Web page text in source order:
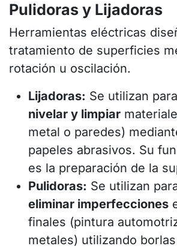
Pulidoras y Lijadoras
Herramientas eléctricas
tratamiento de superficies
rotación u oscilación.
Lijadoras: Se utilizan para
nivelar y limpiar
metal o paredes)
papeles abrasivos. Su
es la preparación de la
Pulidoras: Se utilizan
eliminar imperfecciones
finales (pintura
metales) utilizando